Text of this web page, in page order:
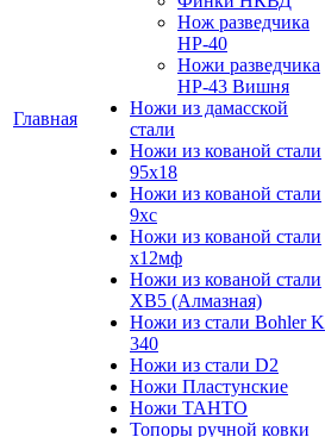
Главная
Нож разведчика
НР-40
Ножи разведчика
НР-43 Вишня
Ножи из дамасской
стали
Ножи из кованой стали
95х18
Ножи из кованой стали
9хс
Ножи из кованой стали
х12мф
Ножи из кованой стали
ХВ5 (Алмазная)
Ножи из стали Bohler K
340
Ножи из стали D2
Ножи Пластунские
Ножи ТАНТО
Топоры ручной ковки